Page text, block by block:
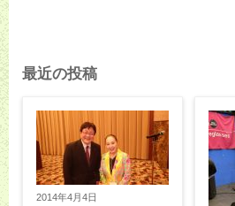
最近の投稿
2014年4月4日